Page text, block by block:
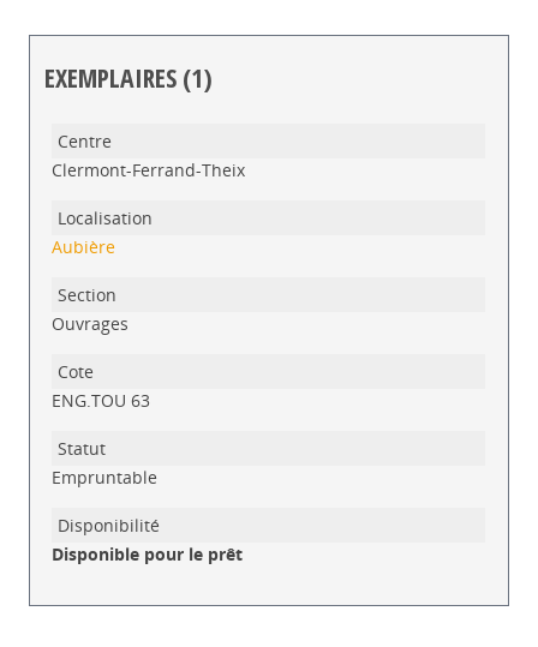
EXEMPLAIRES (1)
Clermont-Ferrand-Theix
Aubière
Ouvrages
ENG.TOU 63
Empruntable
Disponible pour le prêt